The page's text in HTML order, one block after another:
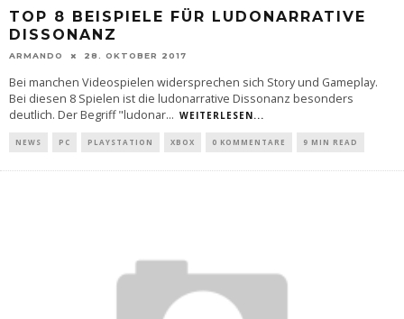
TOP 8 BEISPIELE FÜR LUDONARRATIVE
DISSONANZ
ARMANDO 28. OKTOBER 2017
Bei manchen Videospielen widersprechen sich Story und Gameplay.
Bei diesen 8 Spielen ist die ludonarrative Dissonanz besonders
deutlich. Der Begriff "ludonar... WEITERLESEN...
NEWS PC PLAYSTATION XBOX 0 KOMMENTARE 9 MIN READ